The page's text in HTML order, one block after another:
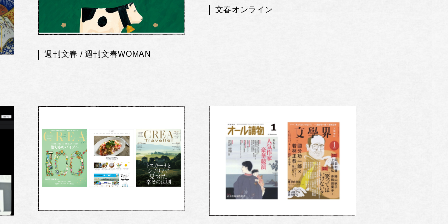
週刊文春 / 週刊文春WOMAN
文春オンライン